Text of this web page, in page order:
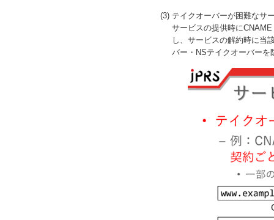
(3) テイクオーバーが困難なサ
サービスの提供時に
し、サービスの解約時に当
バー・NSテイクオーバーを